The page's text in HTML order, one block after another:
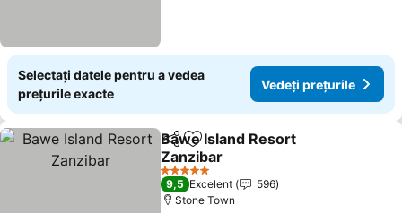
Selectați datele pentru a vedea
prețurile exacte
Vedeți prețurile
DistribuițiAdăugaţi la favorite
Bawe Island Resort
Zanzibar
5 Stele
9,5 Excelent
596
Stone Town